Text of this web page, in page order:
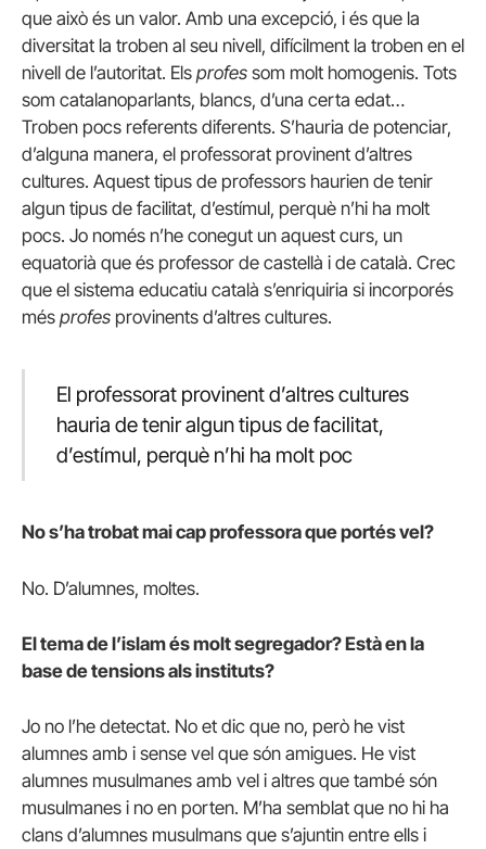
que això és un valor. Amb una excepció, i és que la
diversitat la troben al seu nivell, difícilment la troben en el
nivell de l’autoritat. Els profes som molt homogenis. Tots
som catalanoparlants, blancs, d’una certa edat…
Troben pocs referents diferents. S’hauria de potenciar,
d’alguna manera, el professorat provinent d’altres
cultures. Aquest tipus de professors haurien de tenir
algun tipus de facilitat, d’estímul, perquè n’hi ha molt
pocs. Jo només n’he conegut un aquest curs, un
equatorià que és professor de castellà i de català. Crec
que el sistema educatiu català s’enriquiria si incorporés
més profes provinents d’altres cultures.
El professorat provinent d’altres cultures
hauria de tenir algun tipus de facilitat,
d’estímul, perquè n’hi ha molt poc
No s’ha trobat mai cap professora que portés vel?
No. D’alumnes, moltes.
El tema de l’islam és molt segregador? Està en la
base de tensions als instituts?
Jo no l’he detectat. No et dic que no, però he vist
alumnes amb i sense vel que són amigues. He vist
alumnes musulmanes amb vel i altres que també són
musulmanes i no en porten. M’ha semblat que no hi ha
clans d’alumnes musulmans que s’ajuntin entre ells i